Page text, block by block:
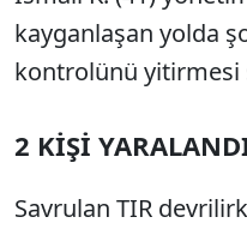
kayganlaşan yolda
kontrolünü yitirmesi
2 KİŞİ
Savrulan TIR